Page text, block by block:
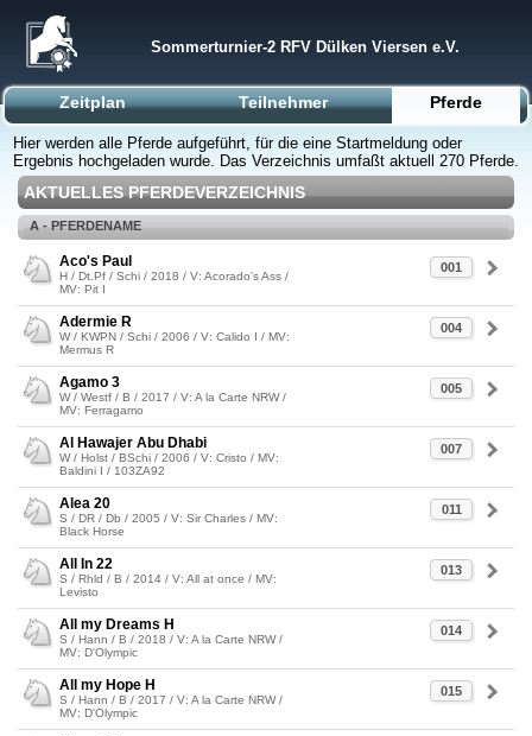
Sommerturnier-2 RFV Dülken Viersen e.V.
Zeitplan Teilnehmer Pferde
Hier werden alle Pferde aufgeführt, für die eine Startmeldung oder
Ergebnis hochgeladen wurde. Das Verzeichnis umfaßt aktuell 270 Pferde.
AKTUELLES PFERDEVERZEICHNIS
A - PFERDENAME
001
Aco's Paul
H / Dt.Pf / Schi / 2018 / V: Acorado's Ass /
MV: Pit I
004
Adermie R
W / KWPN / Schi / 2006 / V: Calido I / MV:
Mermus R
005
Agamo 3
W / Westf / B / 2017 / V: A la Carte NRW /
MV: Ferragamo
007
Al Hawajer Abu Dhabi
W / Holst / BSchi / 2006 / V: Cristo / MV:
Baldini I / 103ZA92
011
Alea 20
S / DR / Db / 2005 / V: Sir Charles / MV:
Black Horse
013
All In 22
S / Rhld / B / 2014 / V: All at once / MV:
Levisto
014
All my Dreams H
S / Hann / B / 2018 / V: A la Carte NRW /
MV: D'Olympic
015
All my Hope H
S / Hann / B / 2017 / V: A la Carte NRW /
MV: D'Olympic